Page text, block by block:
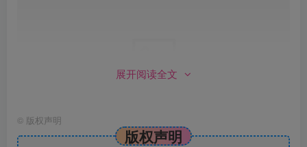
展开阅读全文
© 版权声明
版权声明